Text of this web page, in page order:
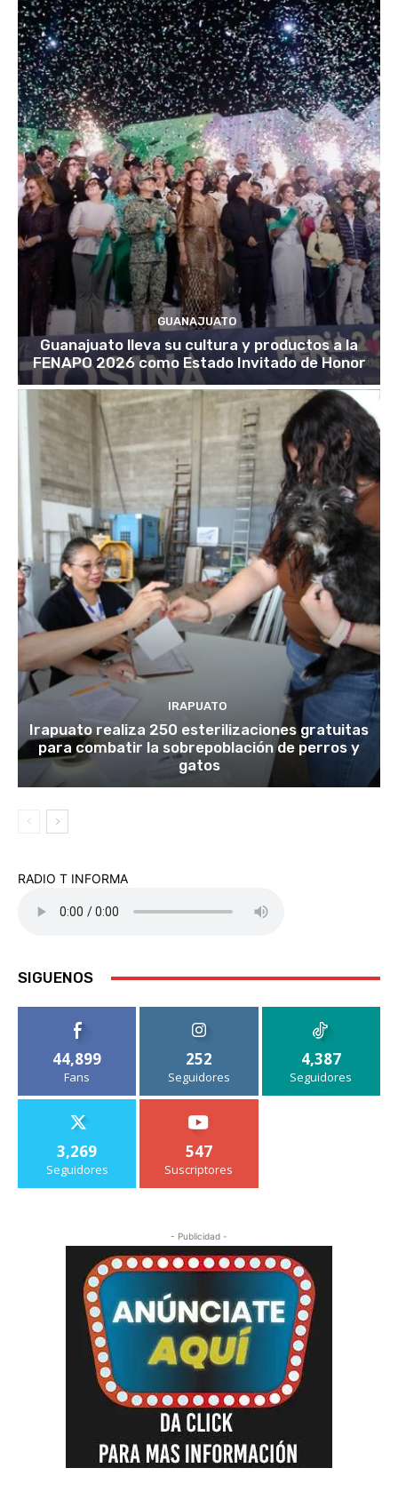
GUANAJUATO
Guanajuato lleva su cultura y productos a la
FENAPO 2026 como Estado Invitado de Honor
IRAPUATO
Irapuato realiza 250 esterilizaciones gratuitas
para combatir la sobrepoblación de perros y
gatos
RADIO T INFORMA
SIGUENOS
44,899
Fans
252
Seguidores
4,387
Seguidores
3,269
Seguidores
547
Suscriptores
- Publicidad -